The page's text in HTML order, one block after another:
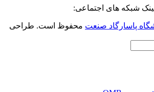
شبکه های اجتماعی:
پاسارگاد صنعت محفوظ است. طراحی